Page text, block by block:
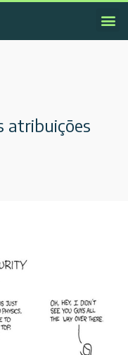
atribuições